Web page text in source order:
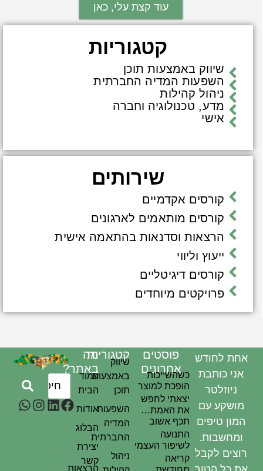
עוד קצת עלי, כאן
קטגוריות
שיווק באמצעות תוכן
השפעות המדיה החברתית
ניהול קהילות
מדע, טכנולוגיה וחברה
אישי
שירותים
קורסים אקדמיים
קורסים מותאמים לארגונים
הרצאות וסדנאות בהתאמה אישית
ייעוץ וליווי
קורסים דיגיטליים
פרויקטים מיוחדים
מה
באתר?
עמוד
הבית
אודות
הבלוג
יצירת
קשר
הרצאות
קטגוריות
שיווק
באמצעות
תוכן
השפעות
המדיה
החברתית
ניהול
פוסטים
אחרונים
כשהשייכות
הופכת למוצר
יצאתי לחפש
את האמת…
תכף אשוב
התנועה
לשיפור העצמי
קריאה
אחת לחודש
אני כותבת
ניוזלטר
מושקע עם
המון טיפים
ומחשבות.
רוצים לקבל